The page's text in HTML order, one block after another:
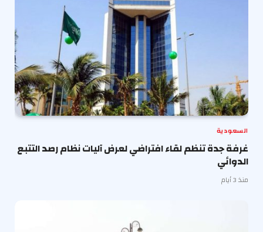
السعودية
غرفة جدة تنظم لقاء افتراضي لعرض آليات نظام رصد التتبع
الدوائي
منذ 3 أيام